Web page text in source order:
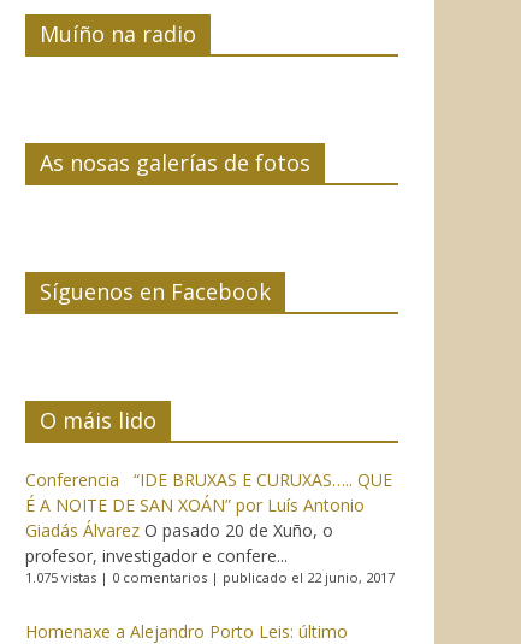
Muíño na radio
As nosas galerías de fotos
Síguenos en Facebook
O máis lido
Conferencia “IDE BRUXAS E CURUXAS….. QUE
É A NOITE DE SAN XOÁN” por Luís Antonio
Giadás Álvarez O pasado 20 de Xuño, o
profesor, investigador e confere...
1.075 vistas | 0 comentarios | publicado el 22 junio, 2017
Homenaxe a Alejandro Porto Leis: último